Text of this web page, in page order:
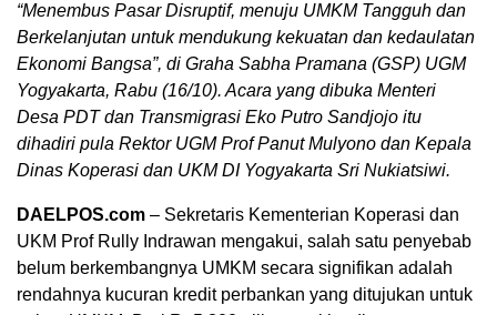
“Menembus Pasar Disruptif, menuju UMKM Tangguh dan
Berkelanjutan untuk mendukung kekuatan dan kedaulatan
Ekonomi Bangsa”, di Graha Sabha Pramana (GSP) UGM
Yogyakarta, Rabu (16/10). Acara yang dibuka Menteri
Desa PDT dan Transmigrasi Eko Putro Sandjojo itu
dihadiri pula Rektor UGM Prof Panut Mulyono dan Kepala
Dinas Koperasi dan UKM DI Yogyakarta Sri Nukiatsiwi.
DAELPOS.com – Sekretaris Kementerian Koperasi dan
UKM Prof Rully Indrawan mengakui, salah satu penyebab
belum berkembangnya UMKM secara signifikan adalah
rendahnya kucuran kredit perbankan yang ditujukan untuk